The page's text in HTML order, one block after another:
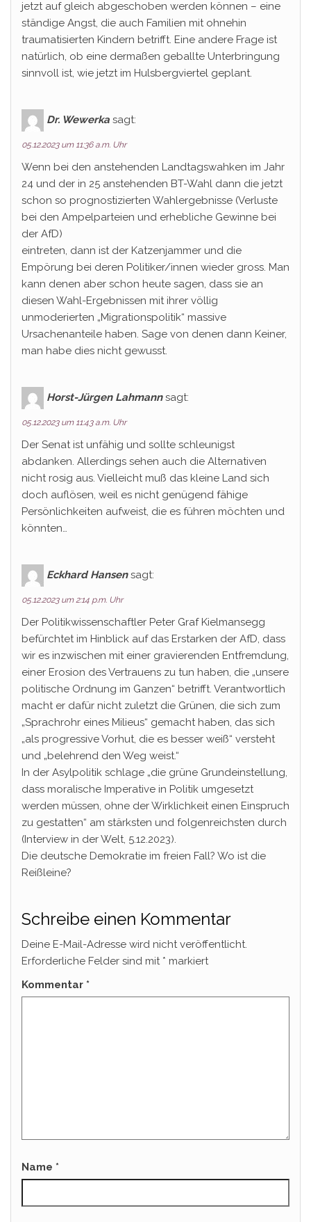
jetzt auf gleich abgeschoben werden können – eine
ständige Angst, die auch Familien mit ohnehin
traumatisierten Kindern betrifft. Eine andere Frage ist
natürlich, ob eine dermaßen geballte Unterbringung
sinnvoll ist, wie jetzt im Hulsbergviertel geplant.
Dr. Wewerka sagt:
05.12.2023 um 11:36 a.m. Uhr
Wenn bei den anstehenden Landtagswahken im Jahr
24 und der in 25 anstehenden BT-Wahl dann die jetzt
schon so prognostizierten Wahlergebnisse (Verluste
bei den Ampelparteien und erhebliche Gewinne bei
der AfD)
eintreten, dann ist der Katzenjammer und die
Empörung bei deren Politiker/innen wieder gross. Man
kann denen aber schon heute sagen, dass sie an
diesen Wahl-Ergebnissen mit ihrer völlig
unmoderierten „Migrationspolitik“ massive
Ursachenanteile haben. Sage von denen dann Keiner,
man habe dies nicht gewusst.
Horst-Jürgen Lahmann sagt:
05.12.2023 um 11:43 a.m. Uhr
Der Senat ist unfähig und sollte schleunigst
abdanken. Allerdings sehen auch die Alternativen
nicht rosig aus. Vielleicht muß das kleine Land sich
doch auflösen, weil es nicht genügend fähige
Persönlichkeiten aufweist, die es führen möchten und
könnten…
Eckhard Hansen sagt:
05.12.2023 um 2:14 p.m. Uhr
Der Politikwissenschaftler Peter Graf Kielmansegg
befürchtet im Hinblick auf das Erstarken der AfD, dass
wir es inzwischen mit einer gravierenden Entfremdung,
einer Erosion des Vertrauens zu tun haben, die „unsere
politische Ordnung im Ganzen“ betrifft. Verantwortlich
macht er dafür nicht zuletzt die Grünen, die sich zum
„Sprachrohr eines Milieus“ gemacht haben, das sich
„als progressive Vorhut, die es besser weiß“ versteht
und „belehrend den Weg weist.“
In der Asylpolitik schlage „die grüne Grundeinstellung,
dass moralische Imperative in Politik umgesetzt
werden müssen, ohne der Wirklichkeit einen Einspruch
zu gestatten“ am stärksten und folgenreichsten durch
(Interview in der Welt, 5.12.2023).
Die deutsche Demokratie im freien Fall? Wo ist die
Reißleine?
Schreibe einen Kommentar
Deine E-Mail-Adresse wird nicht veröffentlicht.
Erforderliche Felder sind mit * markiert
Kommentar *
Name *